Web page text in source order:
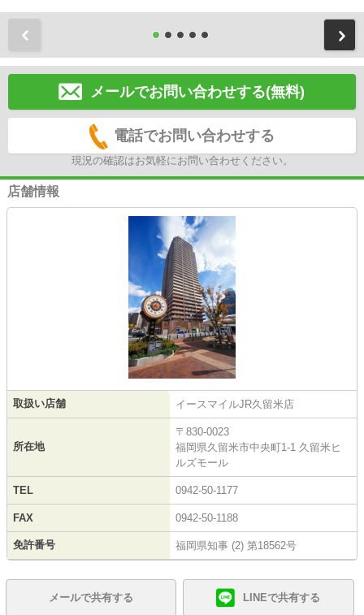
メールでお問い合わせする(無料)
電話でお問い合わせする
現況の確認はお気軽にお問い合わせください。
店舗情報
取扱い店舗 イースマイルJR久留米店
所在地
〒830-0023
福岡県久留米市中央町1-1 久留米ヒ
ルズモール
TEL 0942-50-1177
FAX 0942-50-1188
免許番号 福岡県知事 (2) 第18562号
メールで共有する LINEで共有する